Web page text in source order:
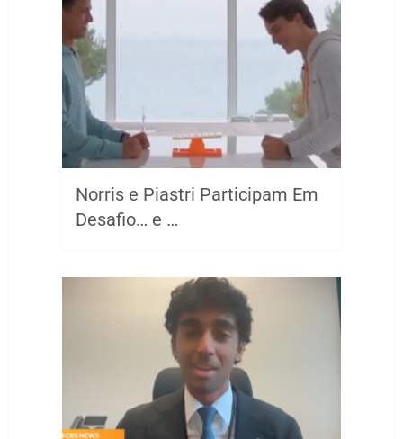
Norris e Piastri Participam Em
Desafio… e …